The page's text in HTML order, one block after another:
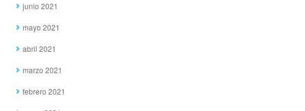
junio 2021
mayo 2021
abril 2021
marzo 2021
febrero 2021